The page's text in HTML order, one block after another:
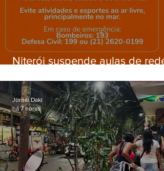
Niterói suspende aulas de rede
ventos fortes nesta sexta (7)
Jornal Daki
há 7 horas